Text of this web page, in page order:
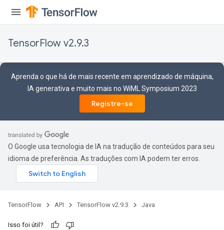
TensorFlow v2.9.3
Aprenda o que há de mais recente em aprendizado de máquina,
IA generativa e muito mais no WiML Symposium 2023
Registre-se
O Google usa tecnologia de IA na tradução de conteúdos para seu
idioma de preferência. As traduções com IA podem ter erros.
TensorFlow API TensorFlow v2.9.3 Java
Isso foi útil?